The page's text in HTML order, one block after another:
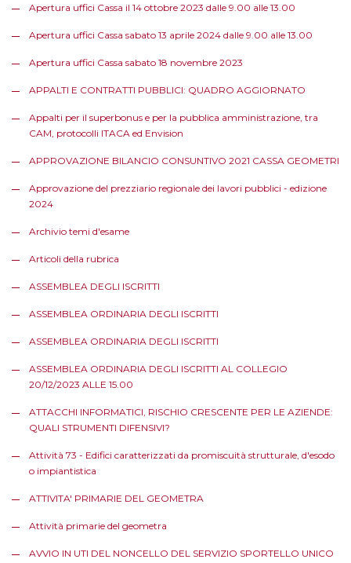
Apertura uffici Cassa il 14 ottobre 2023 dalle 9.00 alle 13.00
Apertura uffici Cassa sabato 13 aprile 2024 dalle 9.00 alle 13.00
Apertura uffici Cassa sabato 18 novembre 2023
APPALTI E CONTRATTI PUBBLICI: QUADRO AGGIORNATO
Appalti per il superbonus e per la pubblica amministrazione, tra
CAM, protocolli ITACA ed Envision
APPROVAZIONE BILANCIO CONSUNTIVO 2021 CASSA GEOMETRI
Approvazione del prezziario regionale dei lavori pubblici - edizione
2024
Archivio temi d'esame
Articoli della rubrica
ASSEMBLEA DEGLI ISCRITTI
ASSEMBLEA ORDINARIA DEGLI ISCRITTI
ASSEMBLEA ORDINARIA DEGLI ISCRITTI
ASSEMBLEA ORDINARIA DEGLI ISCRITTI AL COLLEGIO
20/12/2023 ALLE 15.00
ATTACCHI INFORMATICI, RISCHIO CRESCENTE PER LE AZIENDE:
QUALI STRUMENTI DIFENSIVI?
Attività 73 - Edifici caratterizzati da promiscuità strutturale, d'esodo
o impiantistica
ATTIVITA' PRIMARIE DEL GEOMETRA
Attività primarie del geometra
AVVIO IN UTI DEL NONCELLO DEL SERVIZIO SPORTELLO UNICO